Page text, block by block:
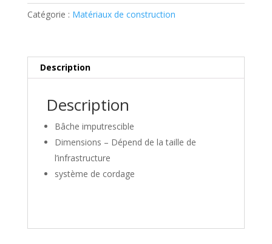
i
Catégorie : Matériaux de construction
Description
Description
Bâche imputrescible
Dimensions – Dépend de la taille de
l’infrastructure
système de cordage